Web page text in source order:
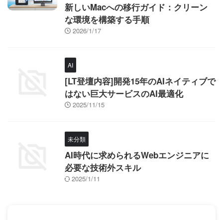
新しいMacへの移行ガイド：クリーン
な環境を構築する手順
2026/1/17
AI
[LT登壇内容]開発15年のAIネイティブで
はない巨大サービスのAI最適化
2025/11/15
未分類
AI時代に求められるWebエンジニアに
必要な技術外スキル
2025/1/11